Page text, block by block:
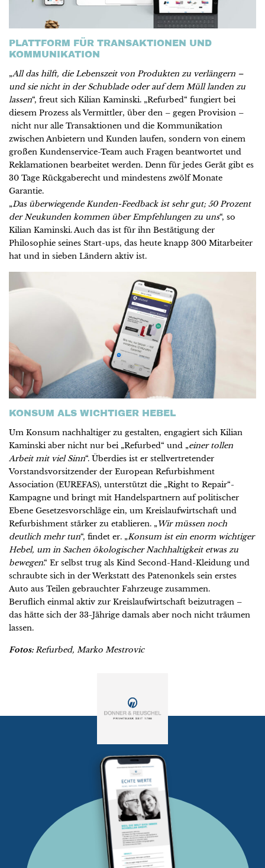
PLATTFORM FÜR TRANSAKTIONEN UND
KOMMUNIKATION
„All das hilft, die Lebenszeit von Produkten zu verlängern –
und sie nicht in der Schublade oder auf dem Müll landen zu
lassen“, freut sich Kilian Kaminski. „Refurbed“ fungiert bei
diesem Prozess als Vermittler, über den – gegen Provision –
nicht nur alle Transaktionen und die Kommunikation
zwischen Anbietern und Kunden laufen, sondern von einem
großen Kundenservice-Team auch Fragen beantwortet und
Reklamationen bearbeitet werden. Denn für jedes Gerät gibt es
30 Tage Rückgaberecht und mindestens zwölf Monate
Garantie.
„Das überwiegende Kunden-Feedback ist sehr gut; 50 Prozent
der Neukunden kommen über Empfehlungen zu uns“, so
Kilian Kaminski. Auch das ist für ihn Bestätigung der
Philosophie seines Start-ups, das heute knapp 300 Mitarbeiter
hat und in sieben Ländern aktiv ist.
KONSUM ALS WICHTIGER HEBEL
Um Konsum nachhaltiger zu gestalten, engagiert sich Kilian
Kaminski aber nicht nur bei „Refurbed“ und „einer tollen
Arbeit mit viel Sinn“. Überdies ist er stellvertretender
Vorstandsvorsitzender der European Refurbishment
Association (EUREFAS), unterstützt die „Right to Repair“-
Kampagne und bringt mit Handelspartnern auf politischer
Ebene Gesetzesvorschläge ein, um Kreislaufwirtschaft und
Refurbishment stärker zu etablieren. „Wir müssen noch
deutlich mehr tun“, findet er. „Konsum ist ein enorm wichtiger
Hebel, um in Sachen ökologischer Nachhaltigkeit etwas zu
bewegen.“ Er selbst trug als Kind Second-Hand-Kleidung und
schraubte sich in der Werkstatt des Patenonkels sein erstes
Auto aus Teilen gebrauchter Fahrzeuge zusammen.
Beruflich einmal aktiv zur Kreislaufwirtschaft beizutragen –
das hätte sich der 33-Jährige damals aber noch nicht träumen
lassen.
Fotos:Refurbed, Marko Mestrovic